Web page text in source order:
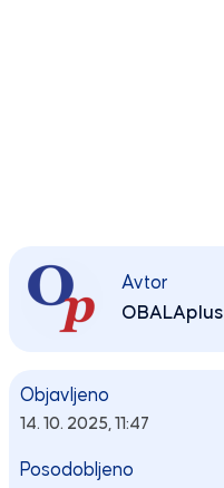
Avtor
OBALAplus
Objavljeno
14. 10. 2025, 11:47
Posodobljeno